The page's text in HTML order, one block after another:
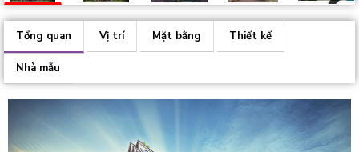
Next
Tổng quan Vị trí Mặt bằng Thiết kế
Nhà mẫu